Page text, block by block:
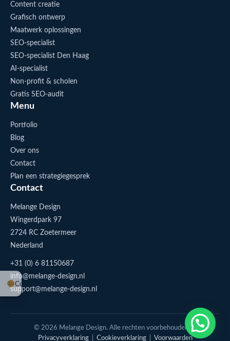
Cookie-instellingen
Stuur me een appje
Content creatie
Grafisch ontwerp
Maatwerk oplossingen
SEO-specialist
SEO-specialist Den Haag
AI-specialist
Non-profit & scholen
Gratis SEO-audit
Menu
Portfolio
Blog
Over ons
Contact
Plan een strategiegesprek
Contact
Melange Design
Wingerdpark 97
2724 RC Zoetermeer
Nederland
+31 (0) 6 81150687
info@melange-design.nl
support@melange-design.nl
© 2026 Melange Design. Alle rechten voorbehouden. |
Privacyverklaring| Cookieverklaring| Voorwaarden